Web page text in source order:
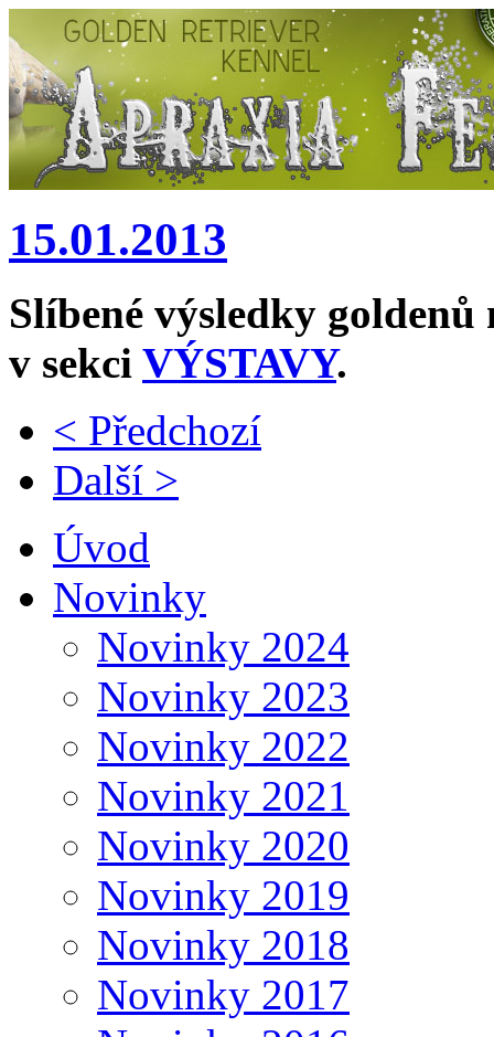
15.01.2013
Slíbené výsledky
v sekci VÝSTAVY.
< Předchozí
Další >
Úvod
Novinky
Novinky 2024
Novinky 2023
Novinky 2022
Novinky 2021
Novinky 2020
Novinky 2019
Novinky 2018
Novinky 2017